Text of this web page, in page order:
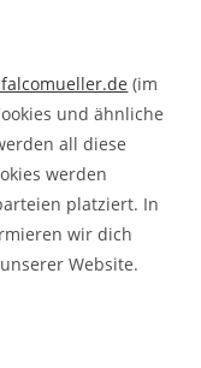
(im
und ähnliche
all diese
werden
platziert. In
wir dich
Website.